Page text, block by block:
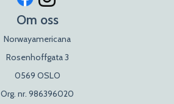
Om oss
Norwayamericana
Rosenhoffgata 3
0569 OSLO
Org. nr. 986396020